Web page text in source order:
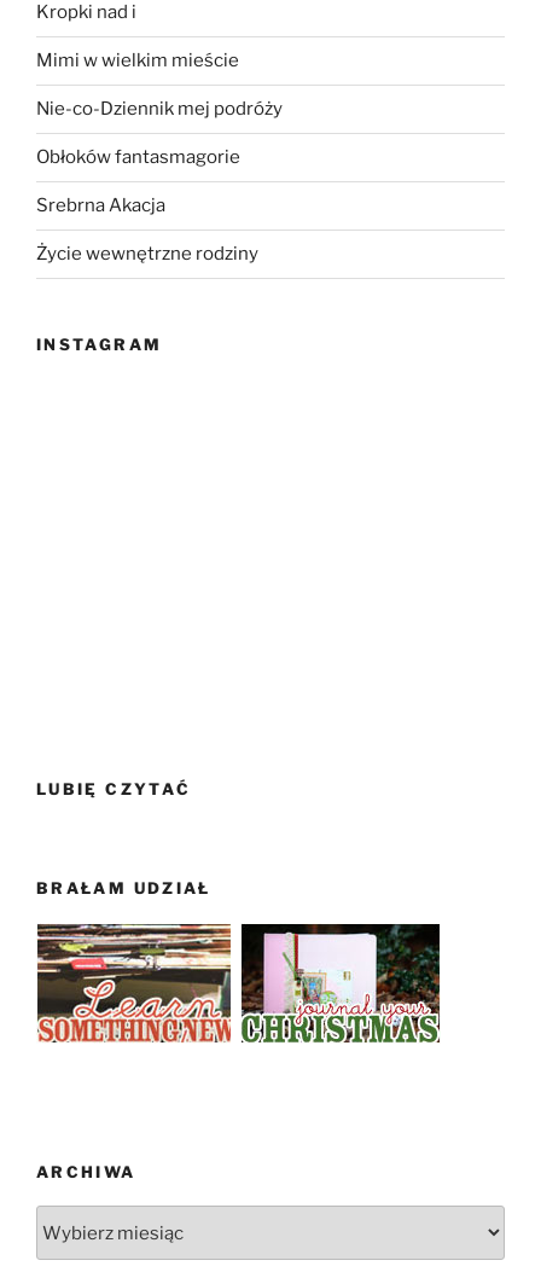
Kropki nad i
Mimi w wielkim mieście
Nie-co-Dziennik mej podróży
Obłoków fantasmagorie
Srebrna Akacja
Życie wewnętrzne rodziny
INSTAGRAM
LUBIĘ CZYTAĆ
BRAŁAM UDZIAŁ
ARCHIWA